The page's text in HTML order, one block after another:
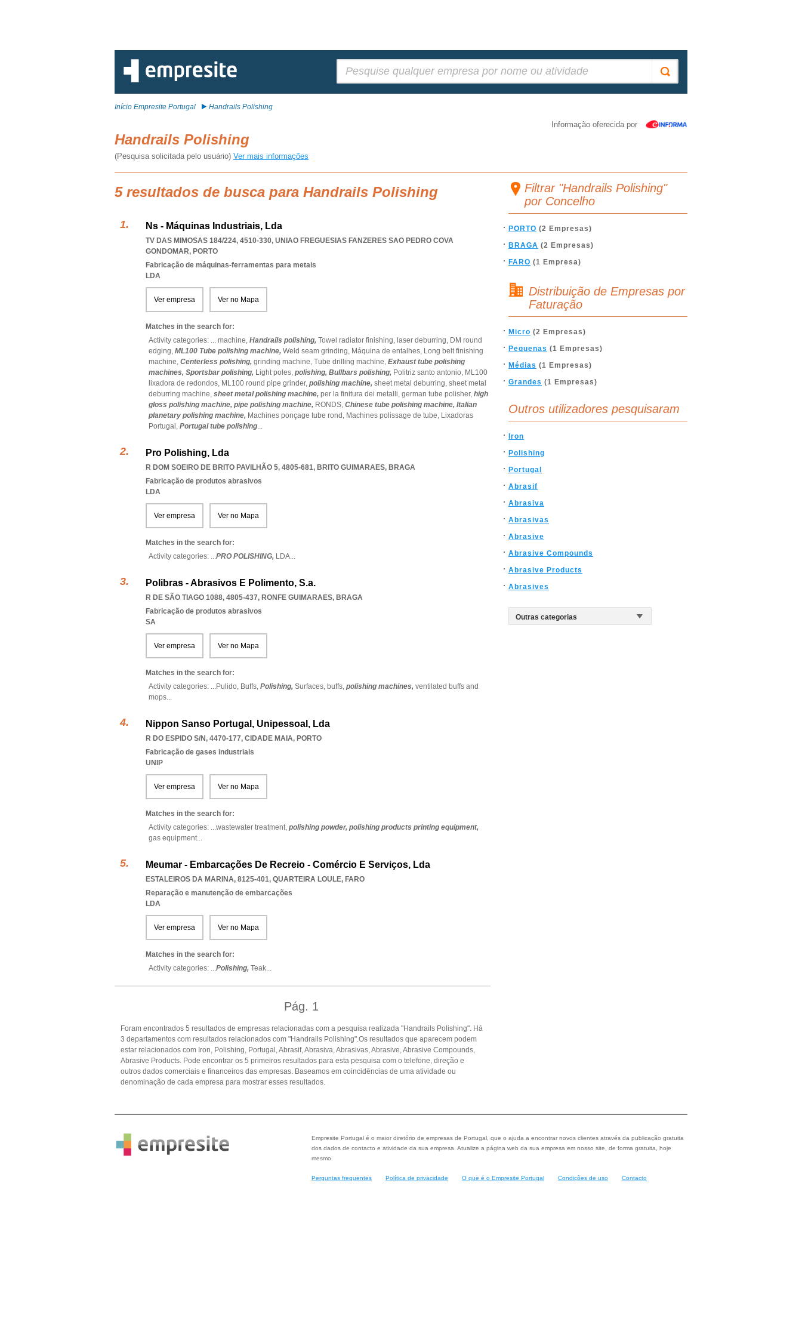
Início Empresite Portugal Handrails Polishing
Informação oferecida por
Handrails Polishing
(Pesquisa solicitada pelo usuário) Ver mais informações
5 resultados de busca para Handrails Polishing
Ns - Máquinas Industriais, Lda
TV DAS MIMOSAS 184/224, 4510-330, UNIAO FREGUESIAS FANZERES SAO PEDRO COVA
GONDOMAR, PORTO
Fabricação de máquinas-ferramentas para metais
LDA
Ver empresa Ver no Mapa
Matches in the search for:
Activity categories: ... machine, Handrails polishing, Towel radiator finishing, laser deburring, DM round
edging, ML100 Tube polishing machine, Weld seam grinding, Máquina de entalhes, Long belt finishing
machine, Centerless polishing, grinding machine, Tube drilling machine, Exhaust tube polishing
machines, Sportsbar polishing, Light poles, polishing, Bullbars polishing, Politriz santo antonio, ML100
lixadora de redondos, ML100 round pipe grinder, polishing machine, sheet metal deburring, sheet metal
deburring machine, sheet metal polishing machine, per la finitura dei metalli, german tube polisher, high
gloss polishing machine, pipe polishing machine, RONDS, Chinese tube polishing machine, Italian
planetary polishing machine, Machines ponçage tube rond, Machines polissage de tube, Lixadoras
Portugal, Portugal tube polishing...
Pro Polishing, Lda
R DOM SOEIRO DE BRITO PAVILHÃO 5, 4805-681, BRITO GUIMARAES, BRAGA
Fabricação de produtos abrasivos
LDA
Ver empresa Ver no Mapa
Matches in the search for:
Activity categories: ...PRO POLISHING, LDA...
Polibras - Abrasivos E Polimento, S.a.
R DE SÃO TIAGO 1088, 4805-437, RONFE GUIMARAES, BRAGA
Fabricação de produtos abrasivos
SA
Ver empresa Ver no Mapa
Matches in the search for:
Activity categories: ...Pulido, Buffs, Polishing, Surfaces, buffs, polishing machines, ventilated buffs and
mops...
Nippon Sanso Portugal, Unipessoal, Lda
R DO ESPIDO S/N, 4470-177, CIDADE MAIA, PORTO
Fabricação de gases industriais
UNIP
Ver empresa Ver no Mapa
Matches in the search for:
Activity categories: ...wastewater treatment, polishing powder, polishing products printing equipment,
gas equipment...
Meumar - Embarcações De Recreio - Comércio E Serviços, Lda
ESTALEIROS DA MARINA, 8125-401, QUARTEIRA LOULE, FARO
Reparação e manutenção de embarcações
LDA
Ver empresa Ver no Mapa
Matches in the search for:
Activity categories: ...Polishing, Teak...
Pág. 1
Foram encontrados 5 resultados de empresas relacionadas com a pesquisa realizada "Handrails Polishing". Há
3 departamentos com resultados relacionados com "Handrails Polishing".Os resultados que aparecem podem
estar relacionados com Iron, Polishing, Portugal, Abrasif, Abrasiva, Abrasivas, Abrasive, Abrasive Compounds,
Abrasive Products. Pode encontrar os 5 primeiros resultados para esta pesquisa com o telefone, direção e
outros dados comerciais e financeiros das empresas. Baseamos em coincidências de uma atividade ou
denominação de cada empresa para mostrar esses resultados.
Filtrar "Handrails Polishing"
por Concelho
PORTO (2 Empresas)
BRAGA (2 Empresas)
FARO (1 Empresa)
Distribuição de Empresas por
Faturação
Micro (2 Empresas)
Pequenas (1 Empresas)
Médias (1 Empresas)
Grandes (1 Empresas)
Outros utilizadores pesquisaram
Iron
Polishing
Portugal
Abrasif
Abrasiva
Abrasivas
Abrasive
Abrasive Compounds
Abrasive Products
Abrasives
Empresite Portugal é o maior diretório de empresas de Portugal, que o ajuda a encontrar novos clientes através da publicação gratuita
dos dados de contacto e atividade da sua empresa. Atualize a página web da sua empresa em nosso site, de forma gratuita, hoje
mesmo.
Perguntas frequentes Política de privacidade O que é o Empresite Portugal Condições de uso Contacto